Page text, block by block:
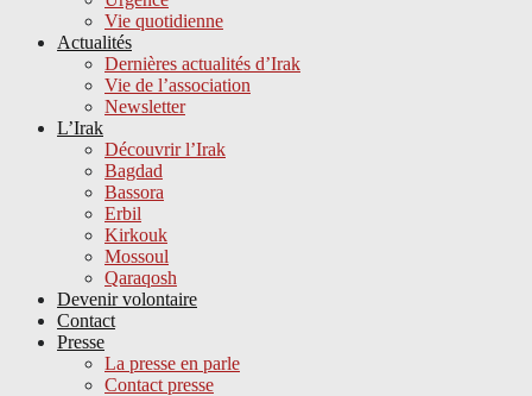
Vie quotidienne
Actualités
Dernières actualités d’Irak
Vie de l’association
Newsletter
L’Irak
Découvrir l’Irak
Bagdad
Bassora
Erbil
Kirkouk
Mossoul
Qaraqosh
Devenir volontaire
Contact
Presse
La presse en parle
Contact presse